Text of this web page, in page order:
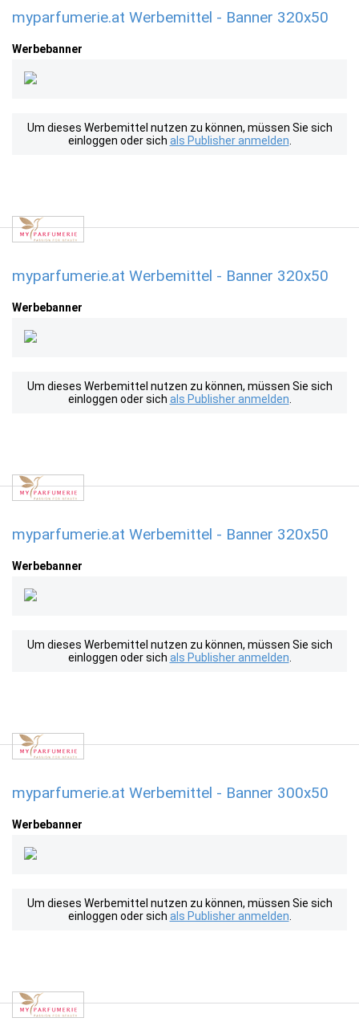
myparfumerie.at Werbemittel - Banner 320x50
Werbebanner
Um dieses Werbemittel nutzen zu können, müssen Sie sich
einloggen oder sich als Publisher anmelden
myparfumerie.at Werbemittel - Banner 320x50
Werbebanner
Um dieses Werbemittel nutzen zu können, müssen Sie sich
einloggen oder sich als Publisher anmelden
myparfumerie.at Werbemittel - Banner 320x50
Werbebanner
Um dieses Werbemittel nutzen zu können, müssen Sie sich
einloggen oder sich als Publisher anmelden
myparfumerie.at Werbemittel - Banner 300x50
Werbebanner
Um dieses Werbemittel nutzen zu können, müssen Sie sich
einloggen oder sich als Publisher anmelden